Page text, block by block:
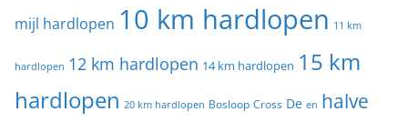
mijl hardlopen 10 km hardlopen 11 km
hardlopen 12 km hardlopen 14 km hardlopen 15 km
hardlopen 20 km hardlopen Bosloop Cross De en halve